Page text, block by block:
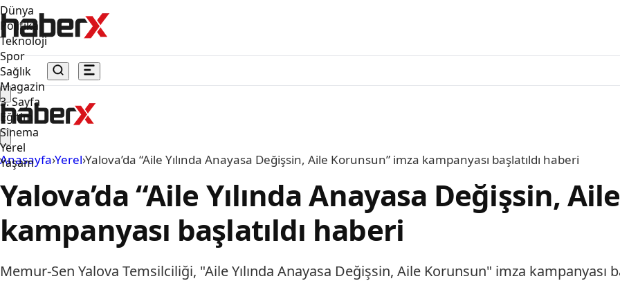
Dünya
Politika
Teknoloji
Spor
Sağlık
Magazin
3. Sayfa
Eğitim
Sinema
Yerel
Yaşam
Anasayfa›Yerel›Yalova’da “Aile Yılında Anayasa Değişsin, Aile Korunsun” imza kampanyası başlatıldı haberi
Yalova’da “Aile Yılında Anayasa Değişsin,
kampanyası başlatıldı haberi
Memur-Sen Yalova Temsilciliği, "Aile Yılında Anayasa Değişsin, Aile Korunsun" imza kampanyası